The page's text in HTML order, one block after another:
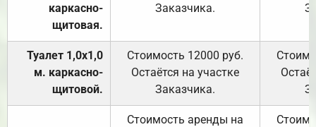
каркасно-
щитовая.
Заказчика.
Туалет 1,0х1,0
м. каркасно-
щитовой.
Стоимость 12000 руб.
Остаётся на участке
Заказчика.
Стоимость аренды на